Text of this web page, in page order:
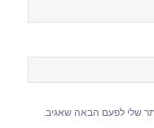
שלי לפעם הבאה שאגיב.